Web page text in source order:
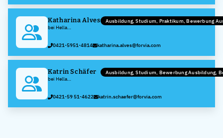
Katharina Alves
bei Hella
Ausbildung, Studium, Praktikum, Bewerbung
0421-5951-4814 katharina.alves@forvia.com
Katrin Schäfer
bei Hella
Ausbildung, Studium, Bewerbung Ausbildung,
0421-59 51-4622 katrin.schaefer@forvia.com